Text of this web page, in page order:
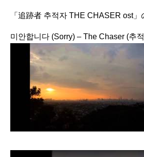
News
キム・レウォンの影絵遊び！？「黒
Powered by livedoor 相互RSS
(11/26)
キム・ユジョン、美しいセルフショッ
キム・ユジョン、新ドラマ「まず熱
幻の王女チャミョンゴ エンディング
YUCHUN ♥ LOVE 15 「成均館 5話」
[Fan MV]七日の王妃(7일의 왕비)OST
俳優カン・ギヨン、突然の熱愛宣言…
「追跡者 추적자 THE CHASER ost」
미안합니다 (Sorry) – The Chaser (추